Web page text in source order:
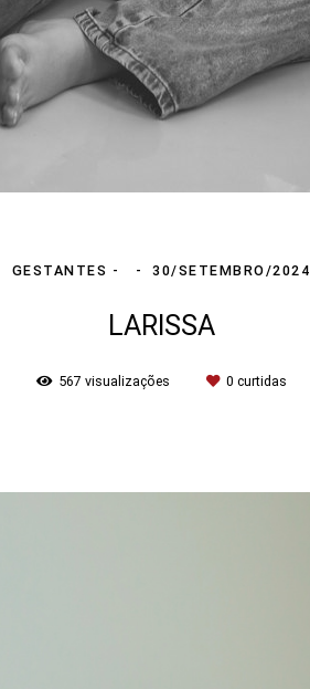
GESTANTES 30/SETEMBRO/2024
LARISSA
567 visualizações 0 curtidas